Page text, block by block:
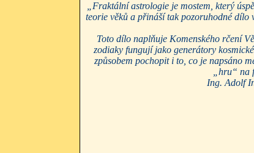
„Fraktální astrologie je mostem, který
teorie věků a přináší tak pozoruhodné
Toto dílo naplňuje Komenského rčení
zodiaky fungují jako generátory
způsobem pochopit i to, co je napsáno
„hru“
Ing. Adolf